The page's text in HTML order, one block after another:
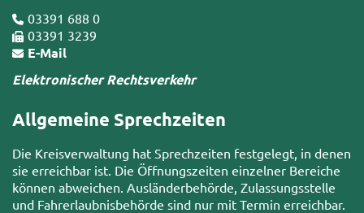
03391 688 0
03391 3239
E-Mail
Elektronischer Rechtsverkehr
Allgemeine Sprechzeiten
Die Kreisverwaltung hat Sprechzeiten festgelegt, in denen
sie erreichbar ist. Die Öffnungszeiten einzelner Bereiche
können abweichen. Ausländerbehörde, Zulassungsstelle
und Fahrerlaubnisbehörde sind nur mit Termin erreichbar.